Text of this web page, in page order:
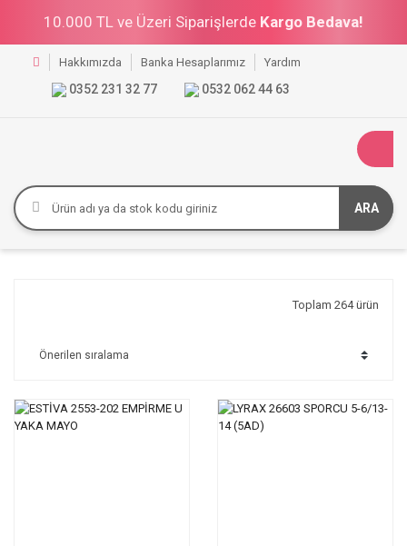
10.000 TL ve Üzeri Siparişlerde Kargo Bedava!
Hakkımızda Banka Hesaplarımız Yardım
0352 231 32 77 0532 062 44 63
ARA
Toplam 264 ürün